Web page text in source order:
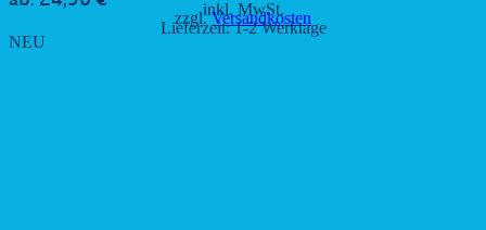
inkl. MwSt.
zzgl.Versandkosten
Lieferzeit:1-2 Werktage
NEU